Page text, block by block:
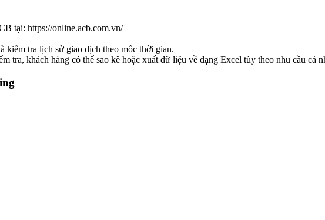
tại: https://online.acb.com.vn/
kiểm tra lịch sử giao dịch theo mốc thời gian.
tra, khách hàng có thể sao kê hoặc xuất dữ liệu về dạng Excel tùy theo nhu cầu cá